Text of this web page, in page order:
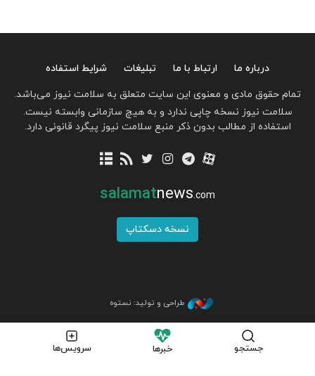
جستجو خبرها سرویس‌ها
درباره ما ارتباط با ما تبلیغات
شرایط استفاده
تمام حقوق مادی و معنوی این سایت متعلق به سلامت نیوز می‌باشد.
سلامت نیوز نسخه چاپی ندارد و به هیچ سازمانی وابسته نیست.
استفاده از مطالب بدون ذکر منبع سلامت نیوز پیگرد قانونی دارد.
salamatnews.com
نسخه دسکتاپ
طراحی و تولید: نستوه